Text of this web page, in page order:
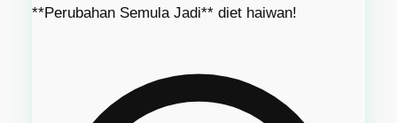
**Perubahan Semula Jadi** diet haiwan!